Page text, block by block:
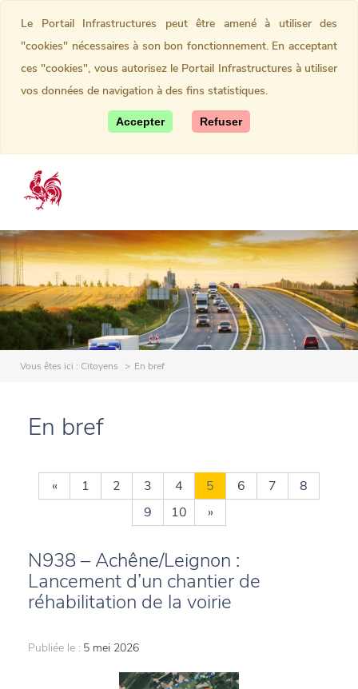
Vous êtes ici : Citoyens En bref
En bref
« 1 2 3 4 5 6 7
8
9
10 »
N938 – Achêne/Leignon :
Lancement d’un chantier de
réhabilitation de la voirie
Publiée le : 5 mei 2026
Le Portail Infrastructures peut être amené à utiliser des
"cookies" nécessaires à son bon fonctionnement. En acceptant
ces "cookies", vous autorisez le Portail Infrastructures à utiliser
vos données de navigation à des fins statistiques.
Accepter Refuser